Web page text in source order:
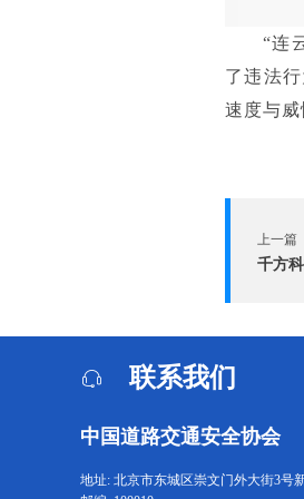
“连
了违法
速度与威
上一篇
千方
联系我们
中国道路交通安全协会
地址: 北京市东城区崇文门外大街3号